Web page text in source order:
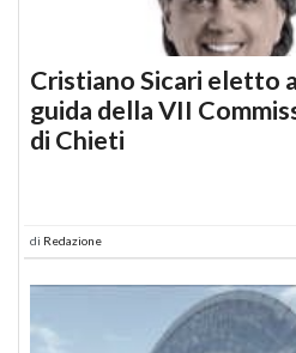
Cristiano Sicari eletto
guida della VII
di Chieti
di Redazione